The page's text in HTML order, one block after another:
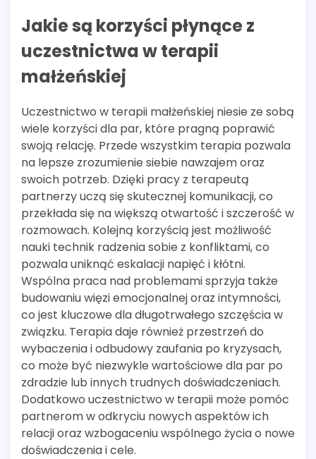
Jakie są korzyści płynące z
uczestnictwa w terapii
małżeńskiej
Uczestnictwo w terapii małżeńskiej niesie ze sobą
wiele korzyści dla par, które pragną poprawić
swoją relację. Przede wszystkim terapia pozwala
na lepsze zrozumienie siebie nawzajem oraz
swoich potrzeb. Dzięki pracy z terapeutą
partnerzy uczą się skutecznej komunikacji, co
przekłada się na większą otwartość i szczerość w
rozmowach. Kolejną korzyścią jest możliwość
nauki technik radzenia sobie z konfliktami, co
pozwala uniknąć eskalacji napięć i kłótni.
Wspólna praca nad problemami sprzyja także
budowaniu więzi emocjonalnej oraz intymności,
co jest kluczowe dla długotrwałego szczęścia w
związku. Terapia daje również przestrzeń do
wybaczenia i odbudowy zaufania po kryzysach,
co może być niezwykle wartościowe dla par po
zdradzie lub innych trudnych doświadczeniach.
Dodatkowo uczestnictwo w terapii może pomóc
partnerom w odkryciu nowych aspektów ich
relacji oraz wzbogaceniu wspólnego życia o nowe
doświadczenia i cele.